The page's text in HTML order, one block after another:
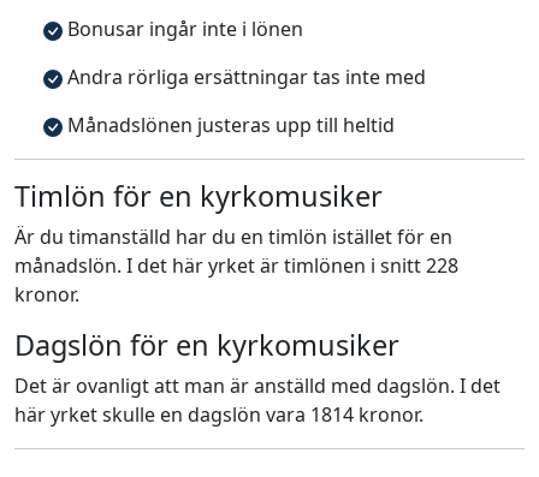
Bonusar ingår inte i lönen
Andra rörliga ersättningar tas inte med
Månadslönen justeras upp till heltid
Timlön för en kyrkomusiker
Är du timanställd har du en timlön istället för en
månadslön. I det här yrket är timlönen i snitt 228
kronor.
Dagslön för en kyrkomusiker
Det är ovanligt att man är anställd med dagslön. I det
här yrket skulle en dagslön vara 1814 kronor.